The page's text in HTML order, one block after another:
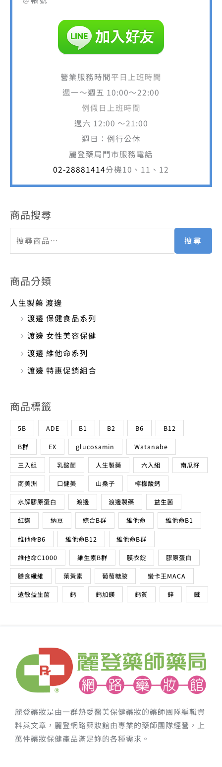
營業服務時間平日上班時間
週一～週五 10:00～22:00
例假日上班時間
週六 12:00 ～21:00
週日：例行公休
麗登藥局門市服務電話
02-28881414分機10、11、12
商品搜尋
搜尋
商品分類
人生製藥 渡邊
渡邊 保健食品系列
渡邊 女性美容保健
渡邊 維他命系列
渡邊 特惠促銷組合
商品標籤
5B ADE B1 B2 B6 B12
B群 EX glucosamin Watanabe
三入組 乳酸菌 人生製藥 六入組 南瓜籽
南美洲 口健美 山桑子 檸檬酸鈣
水解膠原蛋白 渡邊 渡邊製藥 益生菌
紅麴 納豆 綜合B群 維他命 維他命B1
維他命B6 維他命B12 維他命B群
維他命C1000 維生素B群 膜衣錠 膠原蛋白
膳食纖維 葉黃素 葡萄糖胺 蠻卡王MACA
遠敏益生菌 鈣 鈣加鎂 鈣質 鋅 鐵
麗登藥妝是由一群熱愛醫美保健藥妝的藥師團隊編輯資
料與文章，麗登網路藥妝館由專業的藥師團隊經營，上
萬件藥妝保健產品滿足妳的各種需求。